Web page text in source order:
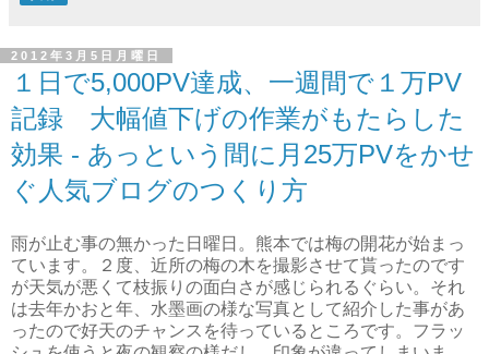
2012年3月5日月曜日
１日で5,000PV達成、一週間で１万PV
記録 大幅値下げの作業がもたらした
効果 - あっという間に月25万PVをかせ
ぐ人気ブログのつくり方
雨が止む事の無かった日曜日。熊本では梅の開花が始まっ
ています。２度、近所の梅の木を撮影させて貰ったのです
が天気が悪くて枝振りの面白さが感じられるぐらい。それ
は去年かおと年、水墨画の様な写真として紹介した事があ
ったので好天のチャンスを待っているところです。フラッ